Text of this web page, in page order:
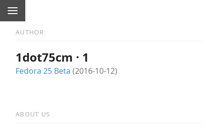
AUTHOR
1dot75cm · 1
Fedora 25 Beta (2016-10-12)
ABOUT US